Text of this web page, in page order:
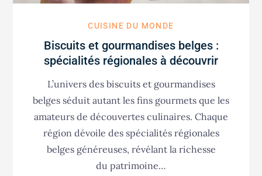
CUISINE DU MONDE
Biscuits et gourmandises belges :
spécialités régionales à découvrir
L’univers des biscuits et gourmandises
belges séduit autant les fins gourmets que les
amateurs de découvertes culinaires. Chaque
région dévoile des spécialités régionales
belges généreuses, révélant la richesse
du patrimoine…